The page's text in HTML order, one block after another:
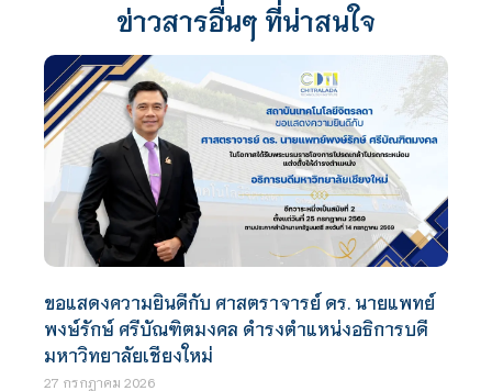
ข่าวสารอื่นๆ ที่น่าสนใจ
ขอแสดงความยินดีกับ ศาสตราจารย์ ดร. นายแพทย์
พงษ์รักษ์ ศรีบัณฑิตมงคล ดำรงตำแหน่งอธิการบดี
มหาวิทยาลัยเชียงใหม่
27 กรกฎาคม 2026